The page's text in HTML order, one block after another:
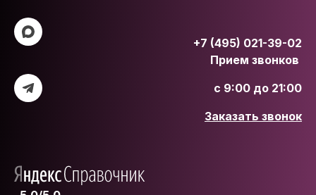
+7 (495) 021-39-02
Прием звонков
с 9:00 до 21:00
Заказать звонок